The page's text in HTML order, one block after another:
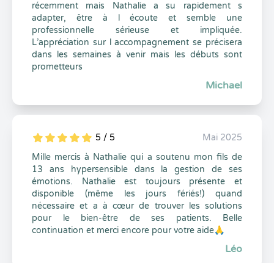
récemment mais Nathalie a su rapidement s
adapter, être à l écoute et semble une
professionnelle sérieuse et impliquée.
L’appréciation sur l accompagnement se précisera
dans les semaines à venir mais les débuts sont
prometteurs
Michael
5
1
5
0 5 / 5
Mai 2025
Mille mercis à Nathalie qui a soutenu mon fils de
13 ans hypersensible dans la gestion de ses
émotions. Nathalie est toujours présente et
disponible (même les jours fériés!) quand
nécessaire et a à cœur de trouver les solutions
pour le bien-être de ses patients. Belle
continuation et merci encore pour votre aide🙏
Léo